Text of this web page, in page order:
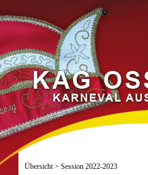
Übersicht> Session 2022-2023